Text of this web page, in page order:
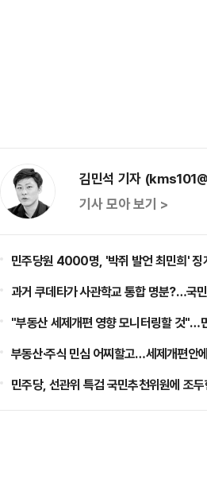
김민석 기자
기사 모아 보기 >
민주당원 4000명, '박쥐 발언 최민희'
과거 쿠데타가 사관학교 통합 명분?…국
"부동산 세제개편 영향 모니터링할 것"…
부동산·주식 민심 어찌할고…세제개편안
민주당, 선관위 특검 국민추천위원에 조두